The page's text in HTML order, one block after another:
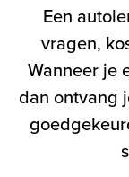
Een
vragen,
Wanneer je
dan ontvang